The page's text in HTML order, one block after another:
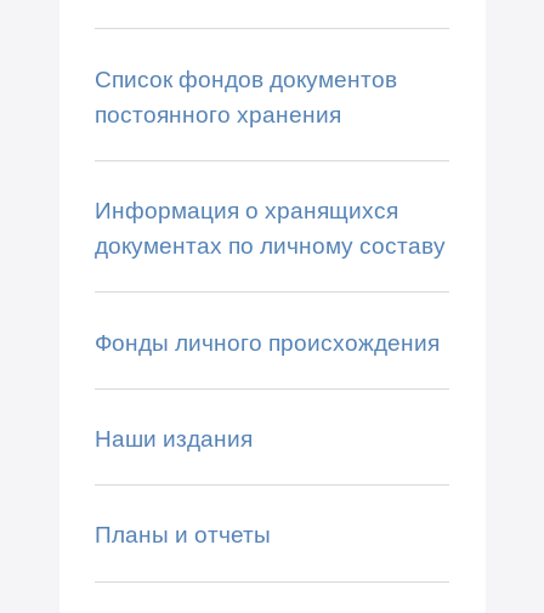
Список фондов документов
постоянного хранения
Информация о хранящихся
документах по личному составу
Фонды личного происхождения
Наши издания
Планы и отчеты